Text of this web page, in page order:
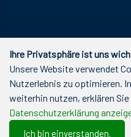
Ihre Privatsphäre ist uns
Unsere Website verwendet
Nutzerlebnis zu optimieren.
weiterhin nutzen, erklären
Datenschutzerklärung
Ich bin einverstanden.